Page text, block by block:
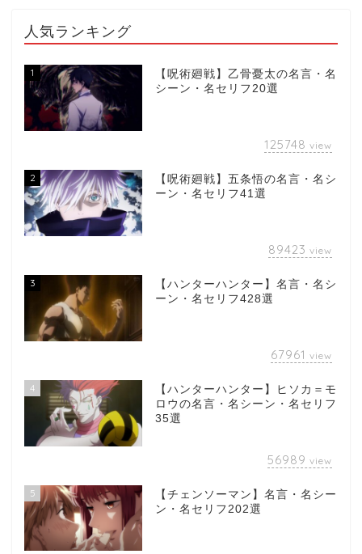
人気ランキング
1
【呪術廻戦】乙骨憂太の名言・名
シーン・名セリフ20選
125748 view
2
【呪術廻戦】五条悟の名言・名シ
ーン・名セリフ41選
89423 view
3
【ハンターハンター】名言・名シ
ーン・名セリフ428選
67961 view
4
【ハンターハンター】ヒソカ＝モ
ロウの名言・名シーン・名セリフ
35選
56989 view
5
【チェンソーマン】名言・名シー
ン・名セリフ202選